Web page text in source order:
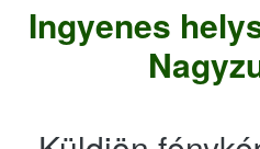
Ingyenes